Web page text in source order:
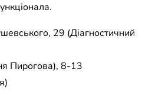
29 (Діагностичний
Пирогова), 8-13